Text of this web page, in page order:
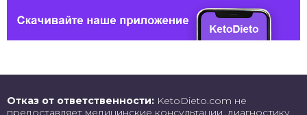
Отказ от ответственности: KetoDieto.com не
предоставляет медицинские консультации, диагностику